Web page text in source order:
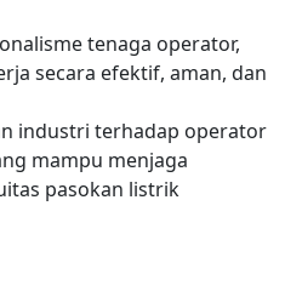
tenaga operator,
secara efektif, aman, dan
industri terhadap operator
mampu menjaga
pasokan listrik